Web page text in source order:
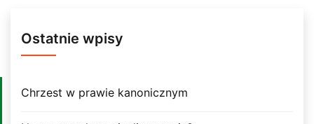
Ostatnie wpisy
Chrzest w prawie kanonicznym